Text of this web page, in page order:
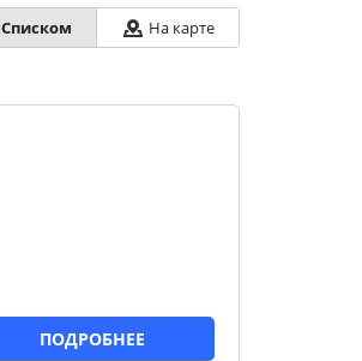
Списком На карте
ПОДРОБНЕЕ